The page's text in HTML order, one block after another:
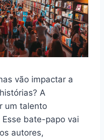
vão impactar a
A
um talento
bate-papo vai
autores,